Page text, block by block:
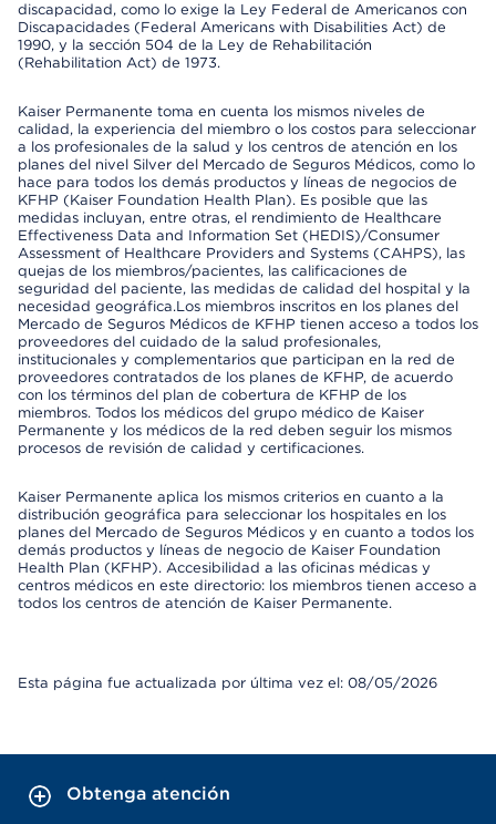
discapacidad, como lo exige la Ley Federal de Americanos con
Discapacidades (Federal Americans with Disabilities Act) de
1990, y la sección 504 de la Ley de Rehabilitación
(Rehabilitation Act) de 1973.
Kaiser Permanente toma en cuenta los mismos niveles de
calidad, la experiencia del miembro o los costos para seleccionar
a los profesionales de la salud y los centros de atención en los
planes del nivel Silver del Mercado de Seguros Médicos, como lo
hace para todos los demás productos y líneas de negocios de
KFHP (Kaiser Foundation Health Plan). Es posible que las
medidas incluyan, entre otras, el rendimiento de Healthcare
Effectiveness Data and Information Set (HEDIS)/Consumer
Assessment of Healthcare Providers and Systems (CAHPS), las
quejas de los miembros/pacientes, las calificaciones de
seguridad del paciente, las medidas de calidad del hospital y la
necesidad geográfica.Los miembros inscritos en los planes del
Mercado de Seguros Médicos de KFHP tienen acceso a todos los
proveedores del cuidado de la salud profesionales,
institucionales y complementarios que participan en la red de
proveedores contratados de los planes de KFHP, de acuerdo
con los términos del plan de cobertura de KFHP de los
miembros. Todos los médicos del grupo médico de Kaiser
Permanente y los médicos de la red deben seguir los mismos
procesos de revisión de calidad y certificaciones.
Kaiser Permanente aplica los mismos criterios en cuanto a la
distribución geográfica para seleccionar los hospitales en los
planes del Mercado de Seguros Médicos y en cuanto a todos los
demás productos y líneas de negocio de Kaiser Foundation
Health Plan (KFHP). Accesibilidad a las oficinas médicas y
centros médicos en este directorio: los miembros tienen acceso a
todos los centros de atención de Kaiser Permanente.
Esta página fue actualizada por última vez el: 08/05/2026
Obtenga atención